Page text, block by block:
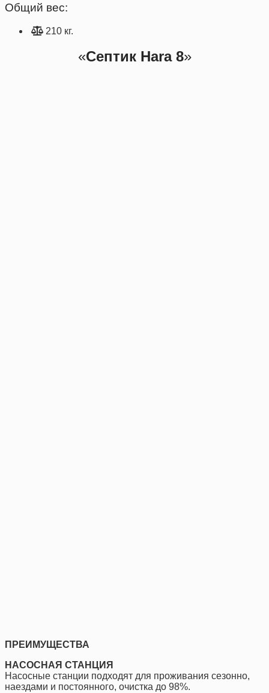
Общий вес:
210 кг.
«Септик Hara 8»
ПРЕИМУЩЕСТВА
НАСОСНАЯ СТАНЦИЯ
Насосные станции подходят для проживания сезонно,
наездами и постоянного, очистка до 98%.